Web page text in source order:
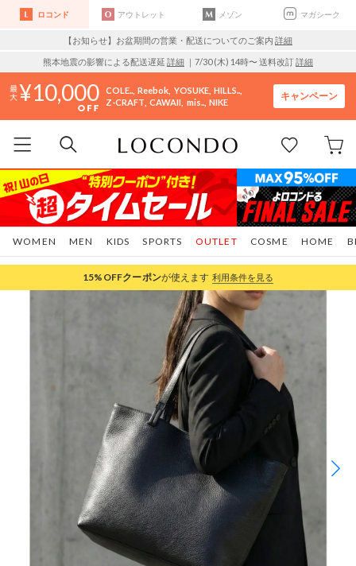
ロコンド アウトレット メゾン マガシーク
【お知らせ】お盆期間の営業・配送についてのご案内 詳細
熊本地震の影響による配送遅延 詳細 ｜7/30 (木) 14時〜 送料改訂詳細
10,000 COLE.. Reebok YOSUKE HILLS..
Z-CRAFT CAWAII mis.. NIKE
キャンペーン
WOMEN MEN KIDS SPORTS COSME HOME
OUTLET
15%OFFクーポンが使えます 利用条件を見る